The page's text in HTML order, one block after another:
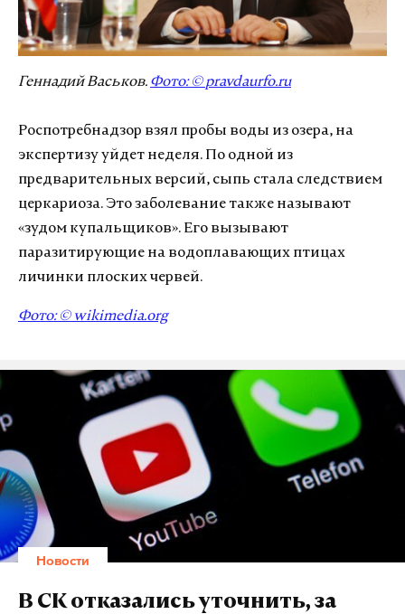
Геннадий Васьков. Фото: ©pravdaurfo.ru
Роспотребнадзор взял пробы воды из озера, на
экспертизу уйдет неделя. По одной из
предварительных версий, сыпь стала следствием
церкариоза. Это заболевание также называют
«зудом купальщиков». Его вызывают
паразитирующие на водоплавающих птицах
личинки плоских червей.
Фото: © wikimedia.org
Новости
В СК отказались уточнить, за